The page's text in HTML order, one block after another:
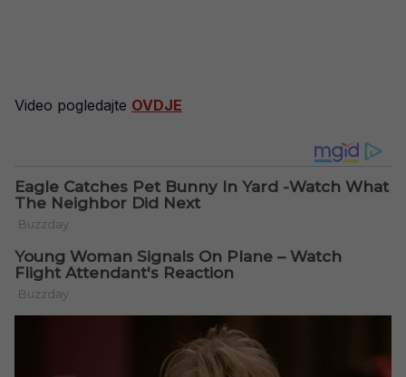
Video pogledajte OVDJE